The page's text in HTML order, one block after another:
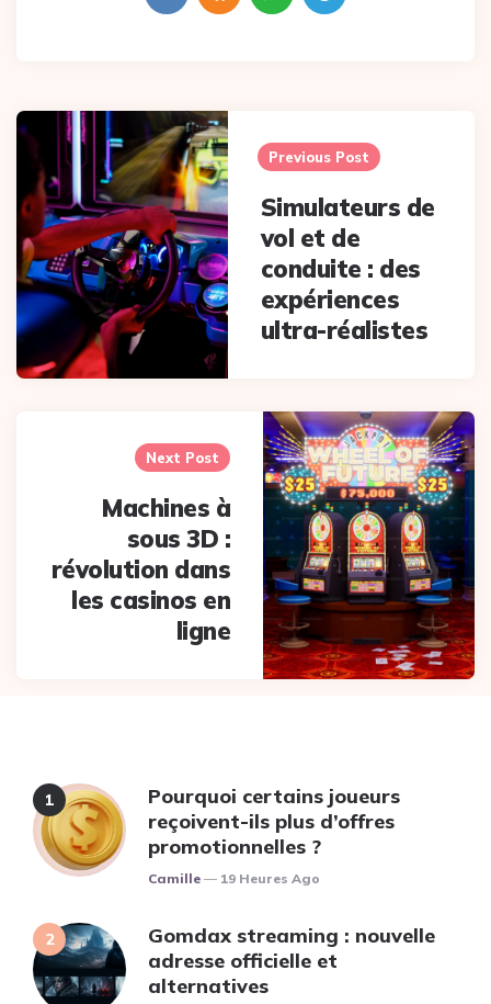
Post
navigation
Previous Post
Simulateurs de
vol et de
conduite : des
expériences
ultra-réalistes
Next Post
Machines à
sous 3D :
révolution dans
les casinos en
ligne
Pourquoi certains joueurs
reçoivent-ils plus d’offres
promotionnelles ?
Posted
Camille 19 Heures Ago
Gomdax streaming : nouvelle
adresse officielle et
alternatives